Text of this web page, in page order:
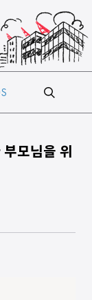
모님을 위